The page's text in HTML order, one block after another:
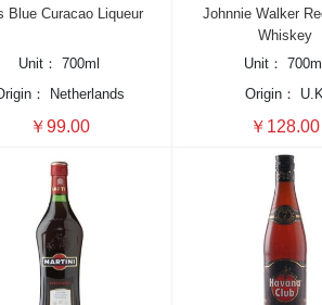
Blue Curacao Liqueur
Unit：
700ml
：
Netherlands
￥99.00
Johnnie Walker
Whiskey
Unit：
700ml
Origin：
￥128.00